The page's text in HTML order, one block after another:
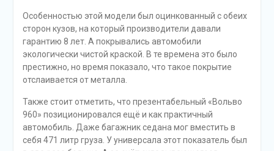
Особенностью этой модели был оцинкованный с обеих
сторон кузов, на который производители давали
гарантию 8 лет. А покрывались автомобили
экологически чистой краской. В те времена это было
престижно, но время показало, что такое покрытие
отслаивается от металла.
Также стоит отметить, что презентабельный «Вольво
960» позиционировался ещё и как практичный
автомобиль. Даже багажник седана мог вместить в
себя 471 литр груза. У универсала этот показатель был